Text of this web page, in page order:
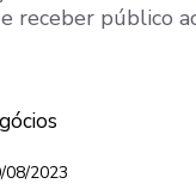
receber público
08/2023